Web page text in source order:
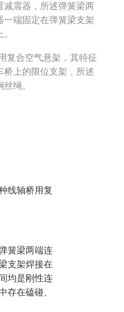
线轴桥用复
簧梁两端连
支架焊接在
均是刚性连
存在磕碰、
减震器，所述弹簧梁两
一端固定在弹簧梁支架
复合空气悬架，其特征
桥上的限位支架，所述
绳。